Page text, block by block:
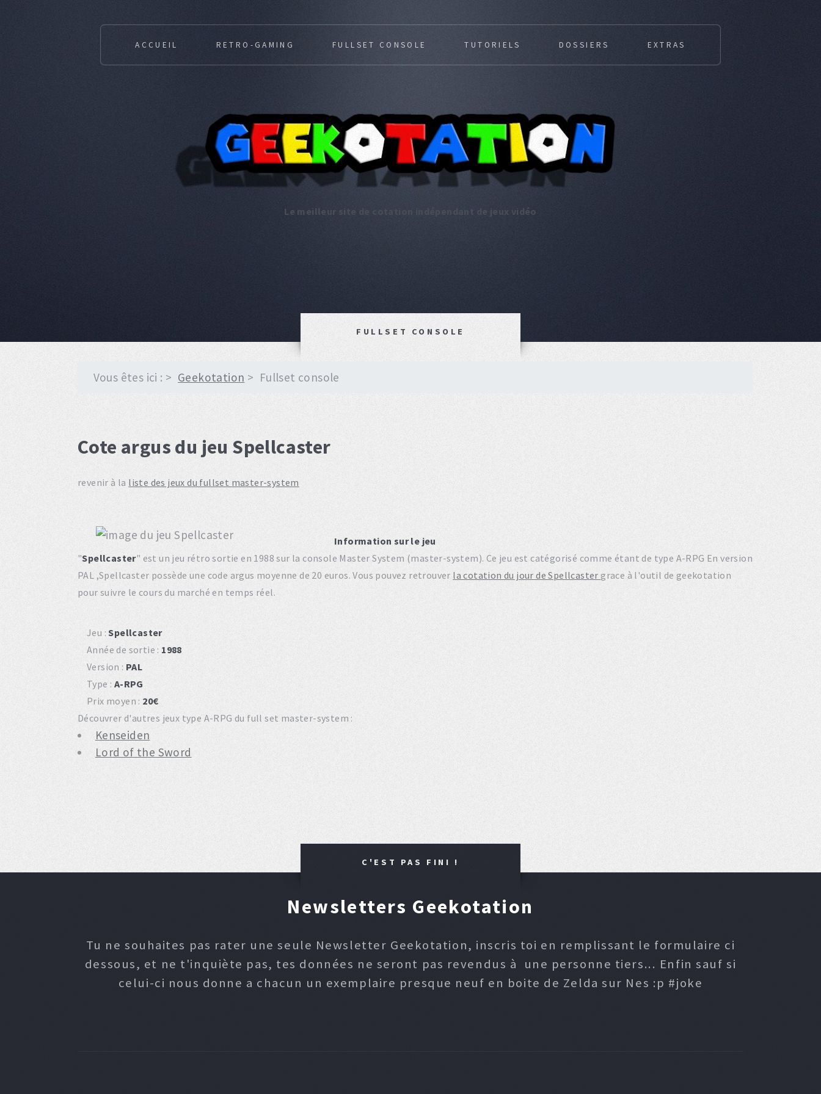
Le meilleur site de cotation indépendant de jeux vidéo
ACCUEIL RETRO-GAMING FULLSET CONSOLE TUTORIELS DOSSIERS EXTRAS
FULLSET CONSOLE
Vous êtes ici : Geekotation Fullset console
Cote argus du jeu Spellcaster
revenir à la liste des jeux du fullset master-system
Information sur le jeu
"Spellcaster" est un jeu rétro sortie en 1988 sur la console Master System (master-system). Ce jeu est catégorisé comme étant de type A-RPG En version
PAL ,Spellcaster possède une code argus moyenne de 20 euros. Vous pouvez retrouver la cotation du jour de Spellcastergrace à l'outil de geekotation
pour suivre le cours du marché en temps réel.
Jeu :Spellcaster
Année de sortie : 1988
Version : PAL
Type : A-RPG
Prix moyen : 20€
Découvrer d'autres jeux type A-RPG du full set master-system :
Kenseiden
Lord of the Sword
C'EST PAS FINI !
Newsletters Geekotation
Tu ne souhaites pas rater une seule Newsletter Geekotation, inscris toi en remplissant le formulaire ci
dessous, et ne t'inquiète pas, tes données ne seront pas revendus à une personne tiers... Enfin sauf si
celui-ci nous donne a chacun un exemplaire presque neuf en boite de Zelda sur Nes :p #joke